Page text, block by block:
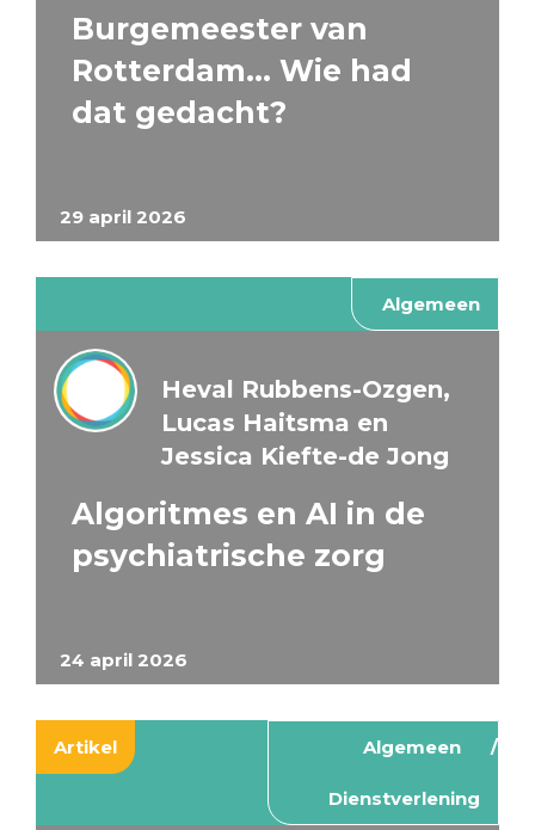
29 april 2026
Burgemeester van
Rotterdam… Wie had
dat gedacht?
Algemeen
24 april 2026
Heval Rubbens-Ozgen,
Lucas Haitsma en
Jessica Kiefte-de Jong
Algoritmes en AI in de
psychiatrische zorg
Artikel Algemeen
Dienstverlening